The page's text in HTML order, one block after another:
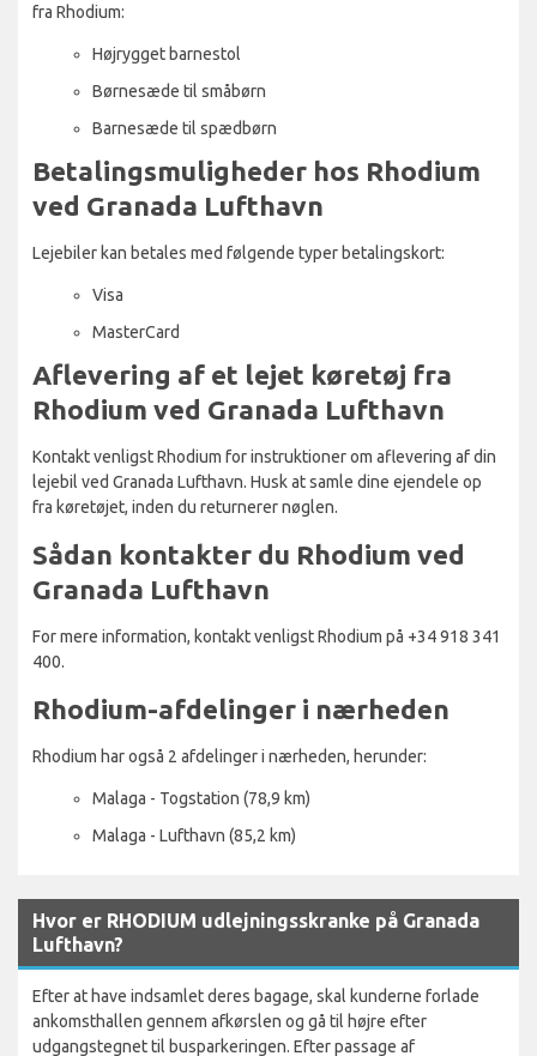
fra Rhodium:
Højrygget barnestol
Børnesæde til småbørn
Barnesæde til spædbørn
Betalingsmuligheder hos Rhodium
ved Granada Lufthavn
Lejebiler kan betales med følgende typer betalingskort:
Visa
MasterCard
Aflevering af et lejet køretøj fra
Rhodium ved Granada Lufthavn
Kontakt venligst Rhodium for instruktioner om aflevering af din
lejebil ved Granada Lufthavn. Husk at samle dine ejendele op
fra køretøjet, inden du returnerer nøglen.
Sådan kontakter du Rhodium ved
Granada Lufthavn
For mere information, kontakt venligst Rhodium på +34 918 341
400.
Rhodium-afdelinger i nærheden
Rhodium har også 2 afdelinger i nærheden, herunder:
Malaga - Togstation (78,9 km)
Malaga - Lufthavn (85,2 km)
Hvor er RHODIUM udlejningsskranke på Granada
Lufthavn?
Efter at have indsamlet deres bagage, skal kunderne forlade
ankomsthallen gennem afkørslen og gå til højre efter
udgangstegnet til busparkeringen. Efter passage af